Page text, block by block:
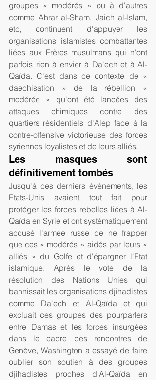
groupes « modérés » ou à d'autres
comme Ahrar al-Sham, Jaich al-Islam,
etc, continuent d'appuyer les
organisations islamistes combattantes
liées aux Frères musulmans qui n'ont
parfois rien à envier à Da'ech et à Al-
Qaïda. C'est dans ce contexte de «
daechisation » de la rébellion «
modérée » qu'ont été lancées des
attaques chimiques contre des
quartiers résidentiels d'Alep face à la
contre-offensive victorieuse des forces
syriennes loyalistes et de leurs alliés.
Les masques sont
définitivement tombés
Jusqu'à ces derniers événements, les
Etats-Unis avaient tout fait pour
protéger les forces rebelles liées à Al-
Qaïda en Syrie et ont systématiquement
accusé l'armée russe de ne frapper
que ces « modérés » aidés par leurs «
alliés » du Golfe et d'épargner l'Etat
islamique. Après le vote de la
résolution des Nations Unies qui
bannissait les organisations djihadistes
comme Da'ech et Al-Qaïda et qui
excluait ces groupes des pourparlers
entre Damas et les forces insurgées
dans le cadre des rencontres de
Genève, Washington a essayé de faire
oublier son soutien à des groupes
djihadistes proches d'Al-Qaïda en